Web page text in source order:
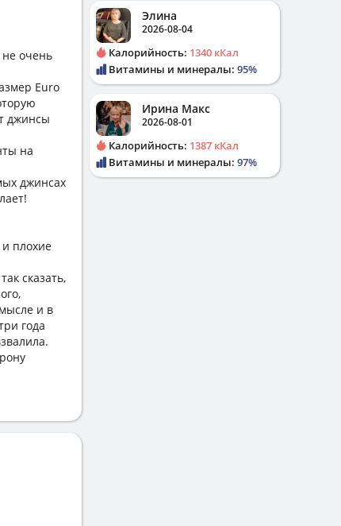
не очень
Euro
джинсы
на
джинсах
плохие
сказать,
и в
года
Элина
2026-08-04
Калорийность: 1340 кКал
Витамины и минералы: 95%
Ирина Макс
2026-08-01
Калорийность: 1387 кКал
Витамины и минералы: 97%